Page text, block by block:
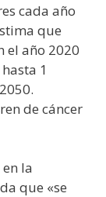
cada año
que
el año 2020
1
de cáncer
la
que «se